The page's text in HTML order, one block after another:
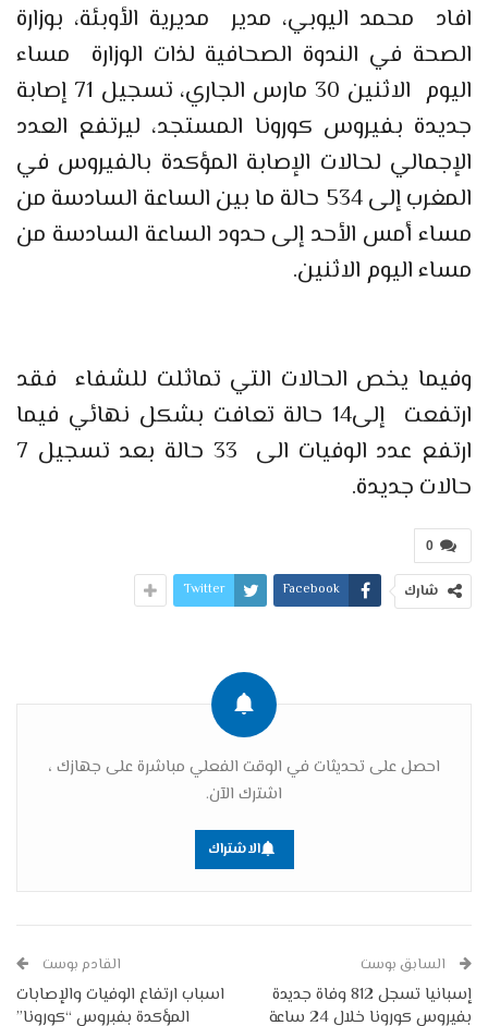
افاد محمد اليوبي، مدير مديرية الأوبئة، بوزارة
الصحة في الندوة الصحافية لذات الوزارة مساء
اليوم الاثنين 30 مارس الجاري، تسجيل 71 إصابة
جديدة بفيروس كورونا المستجد، ليرتفع العدد
الإجمالي لحالات الإصابة المؤكدة بالفيروس في
المغرب إلى 534 حالة ما بين الساعة السادسة من
مساء أمس الأحد إلى حدود الساعة السادسة من
مساء اليوم الاثنين.
وفيما يخص الحالات التي تماثلت للشفاء فقد
ارتفعت إلى14 حالة تعافت بشكل نهائي فيما
ارتفع عدد الوفيات الى 33 حالة بعد تسجيل 7
حالات جديدة.
0
شارك Facebook
Twitter
احصل على تحديثات في الوقت الفعلي مباشرة على جهازك ،
اشترك الآن.
الاشتراك
السابق بوست
إسبانيا تسجل 812 وفاة جديدة
بفيروس كورونا خلال 24 ساعة
القادم بوست
اسباب ارتفاع الوفيات والإصابات
المؤكدة بفبروس “كورونا”